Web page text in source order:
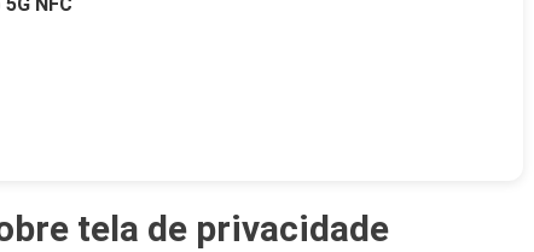
tela de privacidade